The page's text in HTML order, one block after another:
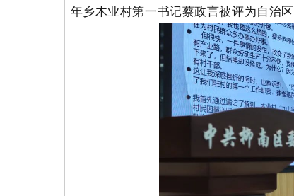
年乡木业村第一书记蔡政言被评为自治区